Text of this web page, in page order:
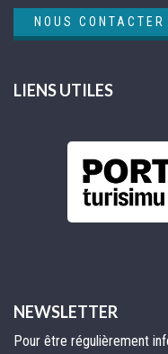
NOUS CONTACTER
LIENS UTILES
NEWSLETTER
Pour être régulièrement